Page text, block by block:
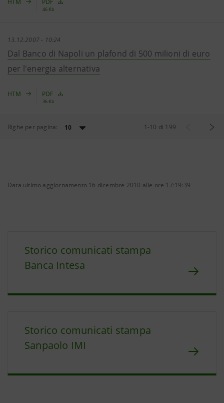
HTM PDF
46 Kb
13.12.2007 - 10:24
Dal Banco di Napoli un plafond di 500 milioni di euro
per l'energia alternativa
HTM PDF
36 Kb
Righe per pagina: 10 1 -10 di 199
Data ultimo aggiornamento 16 dicembre 2010 alle ore 17:19:39
Storico comunicati stampa
Banca Intesa
Storico comunicati stampa
Sanpaolo IMI